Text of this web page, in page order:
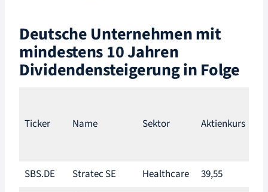
Deutsche Unternehmen mit
mindestens 10 Jahren
Dividendensteigerung in Folge
Ticker Name Sektor Aktienkurs
SBS.DE Stratec SE Healthcare 39,55